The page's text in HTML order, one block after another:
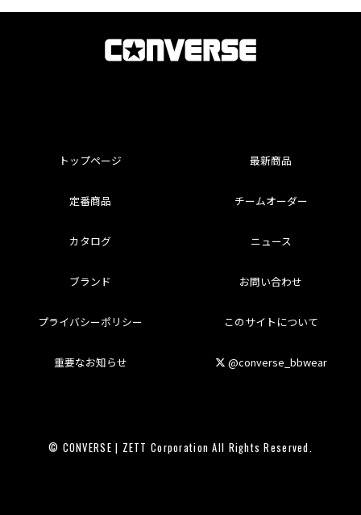
トップページ 最新商品
定番商品 チームオーダー
カタログ ニュース
ブランド お問い合わせ
プライバシーポリシー このサイトについて
重要なお知らせ @converse_bbwear
© CONVERSE | ZETT Corporation All Rights Reserved.